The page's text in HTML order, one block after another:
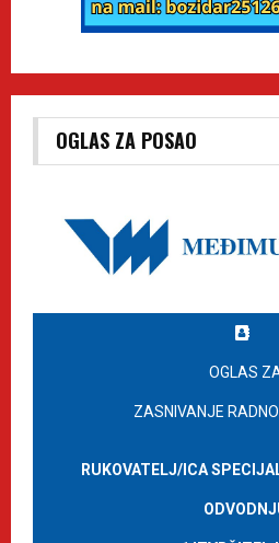
OGLAS ZA POSAO
OGLAS
ZASNIVANJE
RUKOVATELJ/ICA